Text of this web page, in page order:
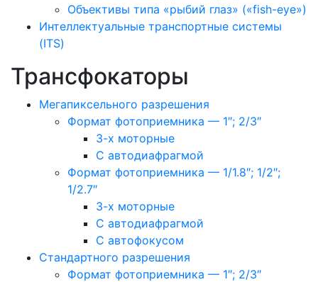
Объективы типа «рыбий глаз» («fish-eye»)
Интеллектуальные транспортные системы
(ITS)
Трансфокаторы
Мегапиксельного разрешения
Формат фотоприемника — 1″; 2/3″
3-х моторные
С автодиафрагмой
Формат фотоприемника — 1/1.8″; 1/2″;
1/2.7″
3-х моторные
С автодиафрагмой
С автофокусом
Стандартного разрешения
Формат фотоприемника — 1″; 2/3″